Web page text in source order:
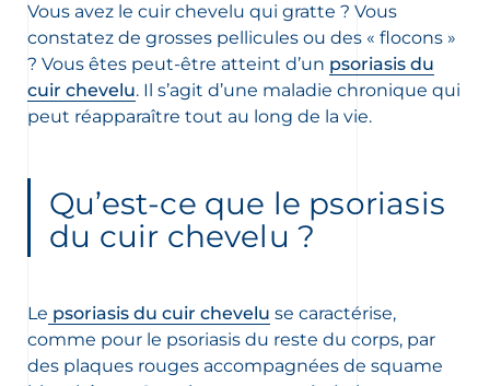
NEWSLETTER
les newsletters
FR
Vous avez le cuir chevelu qui gratte ? Vous
constatez de grosses pellicules ou des « flocons »
? Vous êtes peut-être atteint d’un psoriasis du
cuir chevelu. Il s’agit d’une maladie chronique qui
peut réapparaître tout au long de la vie.
Qu’est-ce que le psoriasis
du cuir chevelu ?
Le psoriasis du cuir chevelu se caractérise,
comme pour le psoriasis du reste du corps, par
des plaques rouges accompagnées de squame